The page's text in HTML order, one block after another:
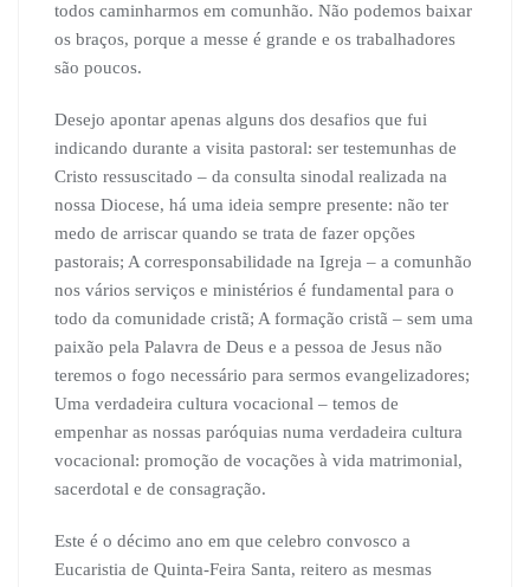
todos caminharmos em comunhão. Não podemos baixar
os braços, porque a messe é grande e os trabalhadores
são poucos.
Desejo apontar apenas alguns dos desafios que fui
indicando durante a visita pastoral: ser testemunhas de
Cristo ressuscitado – da consulta sinodal realizada na
nossa Diocese, há uma ideia sempre presente: não ter
medo de arriscar quando se trata de fazer opções
pastorais; A corresponsabilidade na Igreja – a comunhão
nos vários serviços e ministérios é fundamental para o
todo da comunidade cristã; A formação cristã – sem uma
paixão pela Palavra de Deus e a pessoa de Jesus não
teremos o fogo necessário para sermos evangelizadores;
Uma verdadeira cultura vocacional – temos de
empenhar as nossas paróquias numa verdadeira cultura
vocacional: promoção de vocações à vida matrimonial,
sacerdotal e de consagração.
Este é o décimo ano em que celebro convosco a
Eucaristia de Quinta-Feira Santa, reitero as mesmas